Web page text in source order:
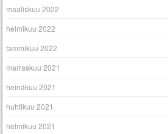
maaliskuu 2022
helmikuu 2022
tammikuu 2022
marraskuu 2021
heinäkuu 2021
huhtikuu 2021
helmikuu 2021